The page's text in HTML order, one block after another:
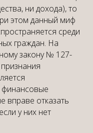
ни дохода), то
этом данный миф
среди
граждан. На
закону № 127-
финансовые
вправе отказать
у них нет